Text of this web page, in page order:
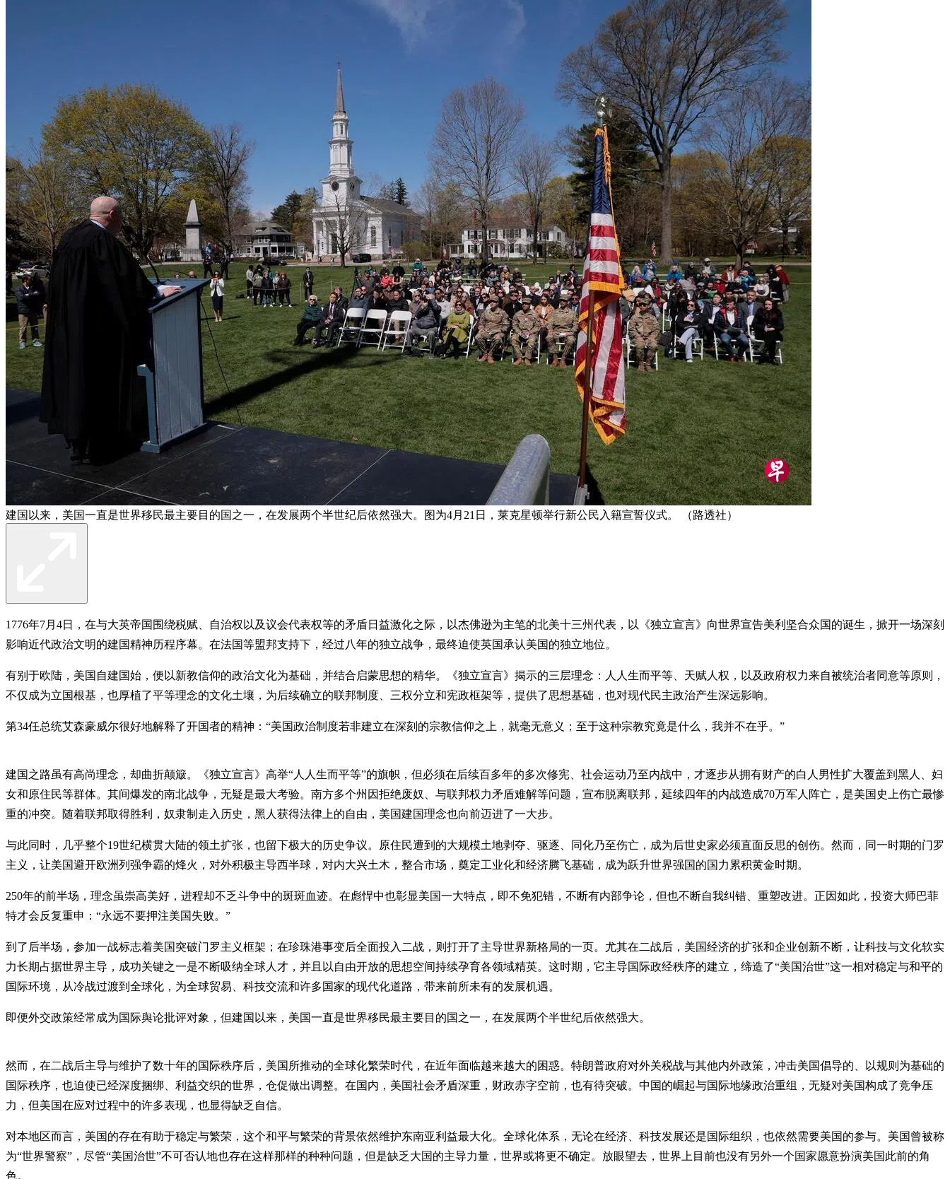
建国以来，美国一直是世界移民最主要目的国之一，在发展两个半世纪后依然强大。图为4月21日，莱克星顿举行新公民入籍宣誓仪式。 （路透社）
1776年7月4日，在与大英帝国围绕税赋、自治权以及议会代表权等的矛盾日益激化之际，以杰佛逊为主笔的北美十三州代表，以《独立宣言》向世界宣告美利坚合众国的诞生，掀开一场深刻
影响近代政治文明的建国精神历程序幕。在法国等盟邦支持下，经过八年的独立战争，最终迫使英国承认美国的独立地位。
有别于欧陆，美国自建国始，便以新教信仰的政治文化为基础，并结合启蒙思想的精华。《独立宣言》揭示的三层理念：人人生而平等、天赋人权，以及政府权力来自被统治者同意等原则，
不仅成为立国根基，也厚植了平等理念的文化土壤，为后续确立的联邦制度、三权分立和宪政框架等，提供了思想基础，也对现代民主政治产生深远影响。
第34任总统艾森豪威尔很好地解释了开国者的精神：“美国政治制度若非建立在深刻的宗教信仰之上，就毫无意义；至于这种宗教究竟是什么，我并不在乎。”
建国之路虽有高尚理念，却曲折颠簸。《独立宣言》高举“人人生而平等”的旗帜，但必须在后续百多年的多次修宪、社会运动乃至内战中，才逐步从拥有财产的白人男性扩大覆盖到黑人、妇
女和原住民等群体。其间爆发的南北战争，无疑是最大考验。南方多个州因拒绝废奴、与联邦权力矛盾难解等问题，宣布脱离联邦，延续四年的内战造成70万军人阵亡，是美国史上伤亡最惨
重的冲突。随着联邦取得胜利，奴隶制走入历史，黑人获得法律上的自由，美国建国理念也向前迈进了一大步。
与此同时，几乎整个19世纪横贯大陆的领土扩张，也留下极大的历史争议。原住民遭到的大规模土地剥夺、驱逐、同化乃至伤亡，成为后世史家必须直面反思的创伤。然而，同一时期的门罗
主义，让美国避开欧洲列强争霸的烽火，对外积极主导西半球，对内大兴土木，整合市场，奠定工业化和经济腾飞基础，成为跃升世界强国的国力累积黄金时期。
250年的前半场，理念虽崇高美好，进程却不乏斗争中的斑斑血迹。在彪悍中也彰显美国一大特点，即不免犯错，不断有内部争论，但也不断自我纠错、重塑改进。正因如此，投资大师巴菲
特才会反复重申：“永远不要押注美国失败。”
到了后半场，参加一战标志着美国突破门罗主义框架；在珍珠港事变后全面投入二战，则打开了主导世界新格局的一页。尤其在二战后，美国经济的扩张和企业创新不断，让科技与文化软实
力长期占据世界主导，成功关键之一是不断吸纳全球人才，并且以自由开放的思想空间持续孕育各领域精英。这时期，它主导国际政经秩序的建立，缔造了“美国治世”这一相对稳定与和平的
国际环境，从冷战过渡到全球化，为全球贸易、科技交流和许多国家的现代化道路，带来前所未有的发展机遇。
即便外交政策经常成为国际舆论批评对象，但建国以来，美国一直是世界移民最主要目的国之一，在发展两个半世纪后依然强大。
然而，在二战后主导与维护了数十年的国际秩序后，美国所推动的全球化繁荣时代，在近年面临越来越大的困惑。特朗普政府对外关税战与其他内外政策，冲击美国倡导的、以规则为基础的
国际秩序，也迫使已经深度捆绑、利益交织的世界，仓促做出调整。在国内，美国社会矛盾深重，财政赤字空前，也有待突破。中国的崛起与国际地缘政治重组，无疑对美国构成了竞争压
力，但美国在应对过程中的许多表现，也显得缺乏自信。
对本地区而言，美国的存在有助于稳定与繁荣，这个和平与繁荣的背景依然维护东南亚利益最大化。全球化体系，无论在经济、科技发展还是国际组织，也依然需要美国的参与。美国曾被称
为“世界警察”，尽管“美国治世”不可否认地也存在这样那样的种种问题，但是缺乏大国的主导力量，世界或将更不确定。放眼望去，世界上目前也没有另外一个国家愿意扮演美国此前的角
色。